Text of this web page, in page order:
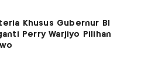
Khusus Gubernur BI
Perry Warjiyo Pilihan